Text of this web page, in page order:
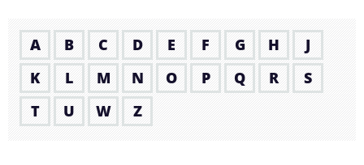
A B C D E F G H
J
K
L M N O P Q R
S
T
U W Z